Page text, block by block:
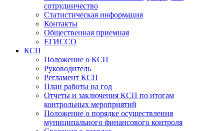
сотрудничество
Статистическая информация
Контакты
Общественная приемная
ЕГИССО
КСП
Положение о КСП
Руководитель
Регламент КСП
План работы на год
Отчеты и заключения КСП по итогам
контрольных мероприятий
Положение о порядке осуществления
муниципального финансового контроля